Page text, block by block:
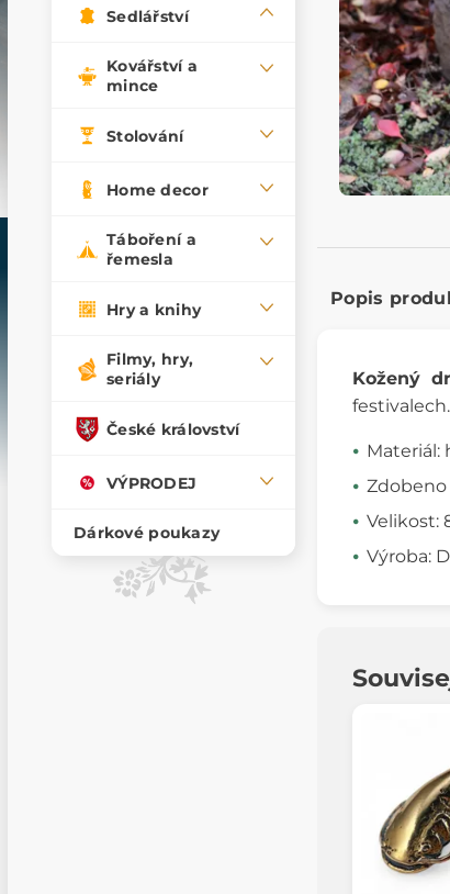
Sedlářství
Kovářství a
mince
Stolování
Home decor
Táboření a
řemesla
Hry a knihy
Filmy, hry,
seriály
České království
VÝPRODEJ
Dárkové poukazy
Popis
Kožený
Materiál:
Zdobeno
Velikost:
Výroba: